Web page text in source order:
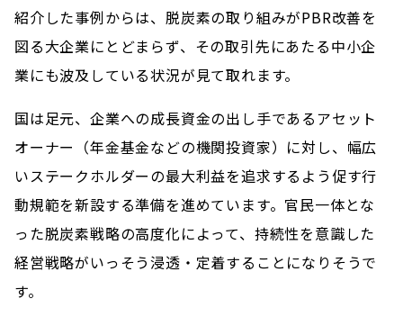
紹介した事例からは、脱炭素の取り組みがPBR改善を
図る大企業にとどまらず、その取引先にあたる中小企
業にも波及している状況が見て取れます。
国は足元、企業への成長資金の出し手であるアセット
オーナー（年金基金などの機関投資家）に対し、幅広
いステークホルダーの最大利益を追求するよう促す行
動規範を新設する準備を進めています。官民一体とな
った脱炭素戦略の高度化によって、持続性を意識した
経営戦略がいっそう浸透・定着することになりそうで
す。